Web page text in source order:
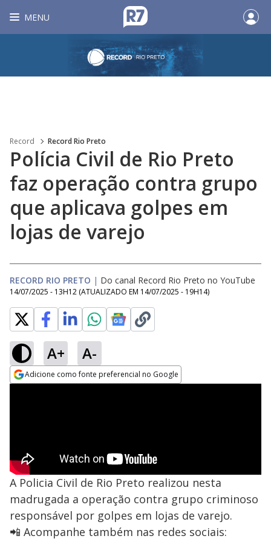
MENU
Record Record Rio Preto
Polícia Civil de Rio Preto
faz operação contra grupo
que aplicava golpes em
lojas de varejo
RECORD RIO PRETO | Do canal Record Rio Preto no YouTube
14/07/2025 - 13H12 (ATUALIZADO EM 14/07/2025 - 19H14)
A+ A-
Adicione como fonte preferencial no Google
A Policia Civil de Rio Preto realizou nesta
madrugada a operação contra grupo criminoso
responsável por golpes em lojas de varejo.
📲 Acompanhe também nas redes sociais: